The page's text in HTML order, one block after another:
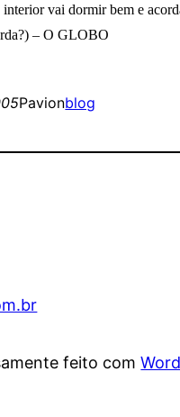
interior vai dormir bem e
– O GLOBO
Pavionblog
feito com